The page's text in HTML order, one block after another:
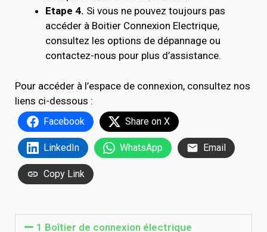
Etape 4. Si vous ne pouvez toujours pas
accéder à Boitier Connexion Electrique,
consultez les options de dépannage ou
contactez-nous pour plus d’assistance.
Pour accéder à l’espace de connexion, consultez nos
liens ci-dessous :
Facebook Share on X
LinkedIn WhatsApp Email
Copy Link
1 Boîtier de connexion électrique